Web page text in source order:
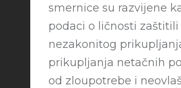
smernice su razvijene
podaci o ličnosti zaštitili
nezakonitog
prikupljanja netačnih
od zloupotrebe i